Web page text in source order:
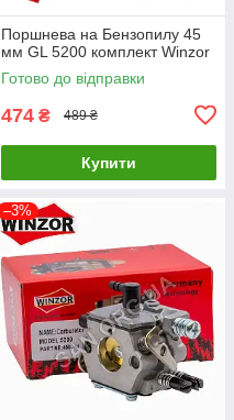
Поршнева на Бензопилу 45
мм GL 5200 комплект Winzor
Готово до відправки
474 ₴ 489 ₴
Купити
–3%